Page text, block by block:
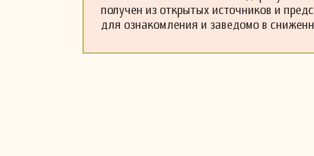
Анжела Геанн-
получен из открытых источников и
для ознакомления и заведомо в